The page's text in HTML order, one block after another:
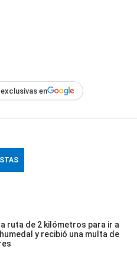
en
ruta de 2 kilómetros para ir a
y recibió una multa de